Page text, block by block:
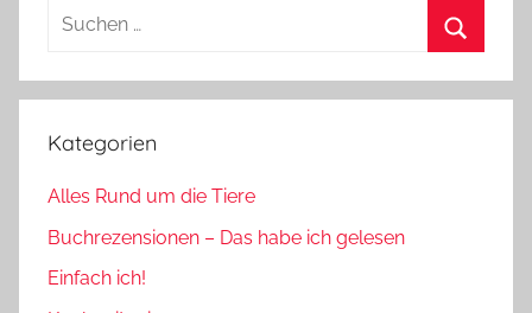
Suchen
Kategorien
Alles Rund um die Tiere
Buchrezensionen – Das habe ich gelesen
Einfach ich!